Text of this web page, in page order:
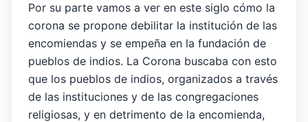
Por su parte vamos a ver en este siglo cómo la
corona se propone debilitar la institución de las
encomiendas y se empeña en la fundación de
pueblos de indios. La Corona buscaba con esto
que los pueblos de indios, organizados a través
de las instituciones y de las congregaciones
religiosas, y en detrimento de la encomienda,